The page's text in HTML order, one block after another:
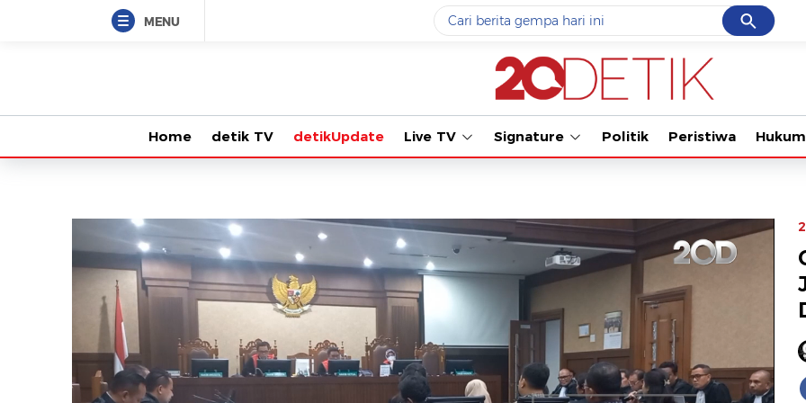
MENU Cancel
Yang sedang ramai dicari
data live draw sgp
#3kebakaran
#5gempa hari ini
Promoted
Terakhir yang dicari
Loading...
Tonton
Home detik TV detikUpdate Live TV Signature Politik Peristiwa Hukum